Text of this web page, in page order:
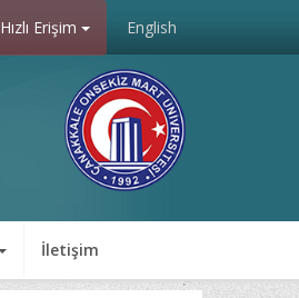
English
Hızlı Erişim
İletişim